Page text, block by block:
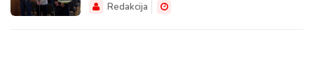
Redakcija